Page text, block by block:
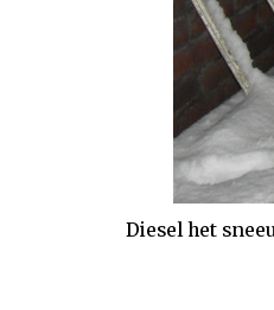
Diesel het